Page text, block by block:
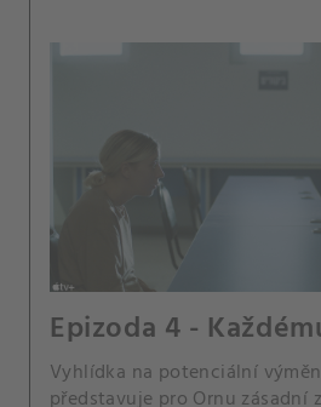
Epizoda 4 -
Vyhlídka na potenciální
představuje pro Ornu zásadní